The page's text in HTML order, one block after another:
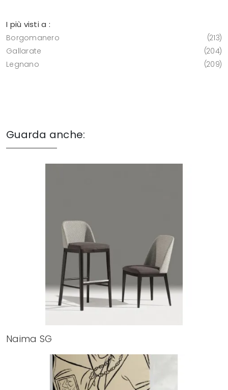
I più visti a :
Borgomanero
213
Gallarate
204
Legnano
209
Guarda anche:
Naima SG